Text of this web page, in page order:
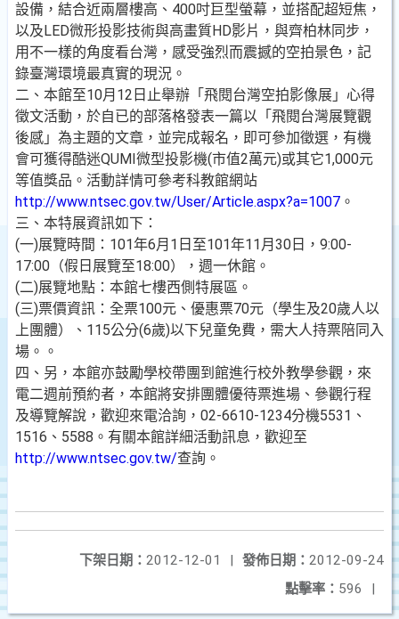
設備，結合近兩層樓高、400吋巨型螢幕，並搭配超短焦，
以及LED微形投影技術與高畫質HD影片，與齊柏林同步，
用不一樣的角度看台灣，感受強烈而震撼的空拍景色，記
錄臺灣環境最真實的現況。
二、本館至10月12日止舉辦「飛閱台灣空拍影像展」心得
徵文活動，於自已的部落格發表一篇以「飛閱台灣展覽觀
後感」為主題的文章，並完成報名，即可參加徵選，有機
會可獲得酷迷QUMI微型投影機(市值2萬元)或其它1,000元
等值獎品。活動詳情可參考科教館網站
http://www.ntsec.gov.tw/User/Article.aspx?a=1007 。
三、本特展資訊如下：
(一)展覽時間：101年6月1日至101年11月30日，9:00-
17:00（假日展覽至18:00），週一休館。
(二)展覽地點：本館七樓西側特展區。
(三)票價資訊：全票100元、優惠票70元（學生及20歲人以
上團體）、115公分(6歲)以下兒童免費，需大人持票陪同入
場。。
四、另，本館亦鼓勵學校帶團到館進行校外教學參觀，來
電二週前預約者，本館將安排團體優待票進場、參觀行程
及導覽解說，歡迎來電洽詢，02-6610-1234分機5531、
1516、5588。有關本館詳細活動訊息，歡迎至
http://www.ntsec.gov.tw/查詢。
發佈日期： 2012-09-24
下架日期： 2012-12-01
|
點擊率： 596 |